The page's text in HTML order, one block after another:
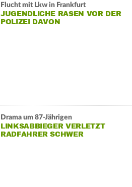
Flucht mit Lkw in Frankfurt
JUGENDLICHE RASEN VOR DER
POLIZEI DAVON
Drama um 87-Jährigen
LINKSABBIEGER VERLETZT
RADFAHRER SCHWER